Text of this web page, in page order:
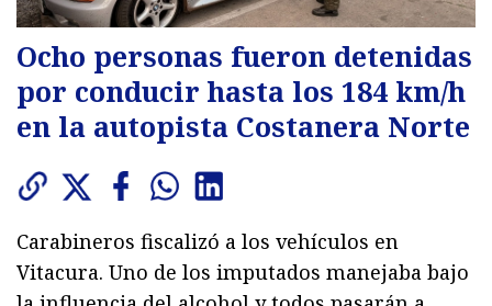
Ocho personas fueron detenidas
por conducir hasta los 184 km/h
en la autopista Costanera Norte
Carabineros fiscalizó a los vehículos en
Vitacura. Uno de los imputados manejaba bajo